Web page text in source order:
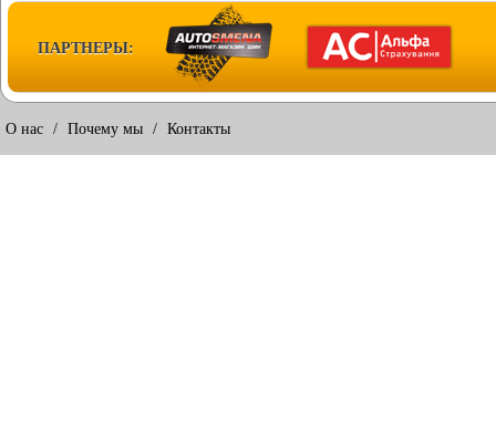
ПАРТНЕРЫ:
О нас / Почему мы / Контакты